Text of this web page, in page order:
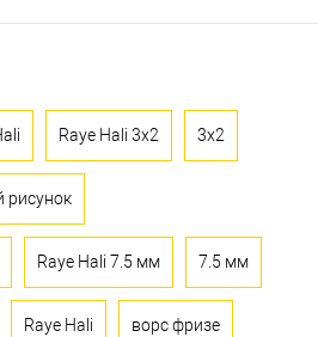
Raye Hali 3x2 3x2
рисунок
Raye Hali 7.5 мм 7.5 мм
Raye Hali ворс фризе